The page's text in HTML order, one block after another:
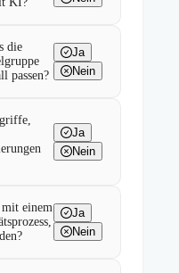
die
passen?
Ja
Nein
Ja
Nein
einem
Ja
Nein